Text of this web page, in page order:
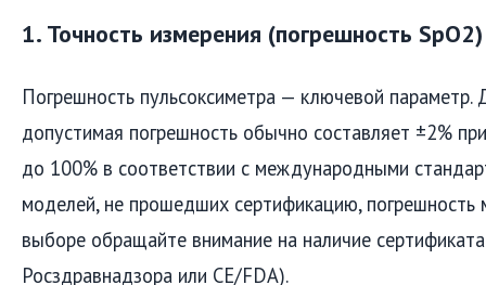
1. Точность измерения (погрешность SpO2)
Погрешность пульсоксиметра — ключевой
допустимая погрешность обычно составляет ±2%
до 100% в соответствии с международными
моделей, не прошедших сертификацию,
выборе обращайте внимание на наличие
Росздравнадзора или CE/FDA).